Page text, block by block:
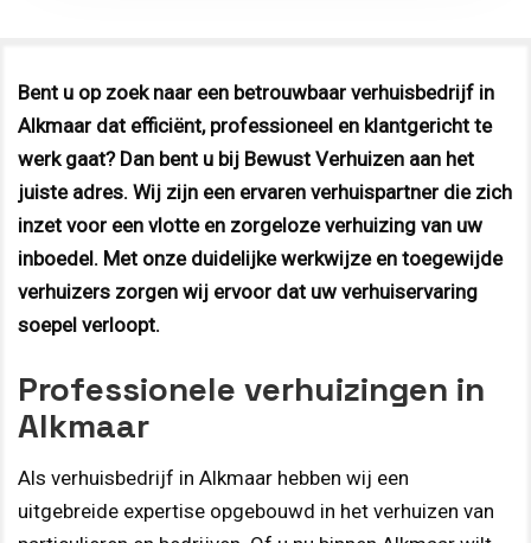
Bent u op zoek naar een betrouwbaar verhuisbedrijf in
Alkmaar dat efficiënt, professioneel en klantgericht te
werk gaat? Dan bent u bij Bewust Verhuizen aan het
juiste adres. Wij zijn een ervaren verhuispartner die zich
inzet voor een vlotte en zorgeloze verhuizing van uw
inboedel. Met onze duidelijke werkwijze en toegewijde
verhuizers zorgen wij ervoor dat uw verhuiservaring
soepel verloopt.
Professionele verhuizingen in
Alkmaar
Als verhuisbedrijf in Alkmaar hebben wij een
uitgebreide expertise opgebouwd in het verhuizen van